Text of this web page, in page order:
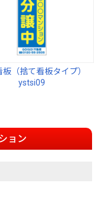
（捨て看板タイプ）
ystsi09
ョン